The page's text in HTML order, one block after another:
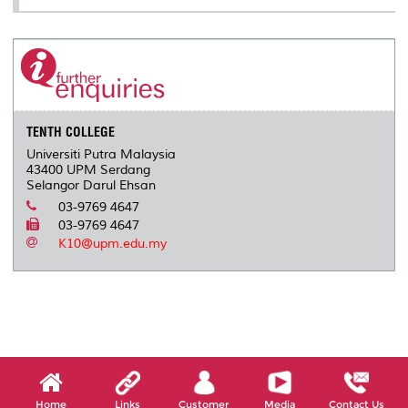
TENTH COLLEGE
Universiti Putra Malaysia
43400 UPM Serdang
Selangor Darul Ehsan
03-9769 4647
03-9769 4647
K10@upm.edu.my
Home Links Customer Media Contact Us